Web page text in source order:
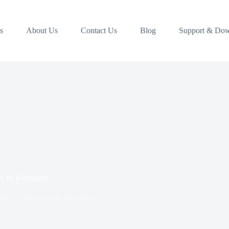
About Us Contact Us Blog Support &